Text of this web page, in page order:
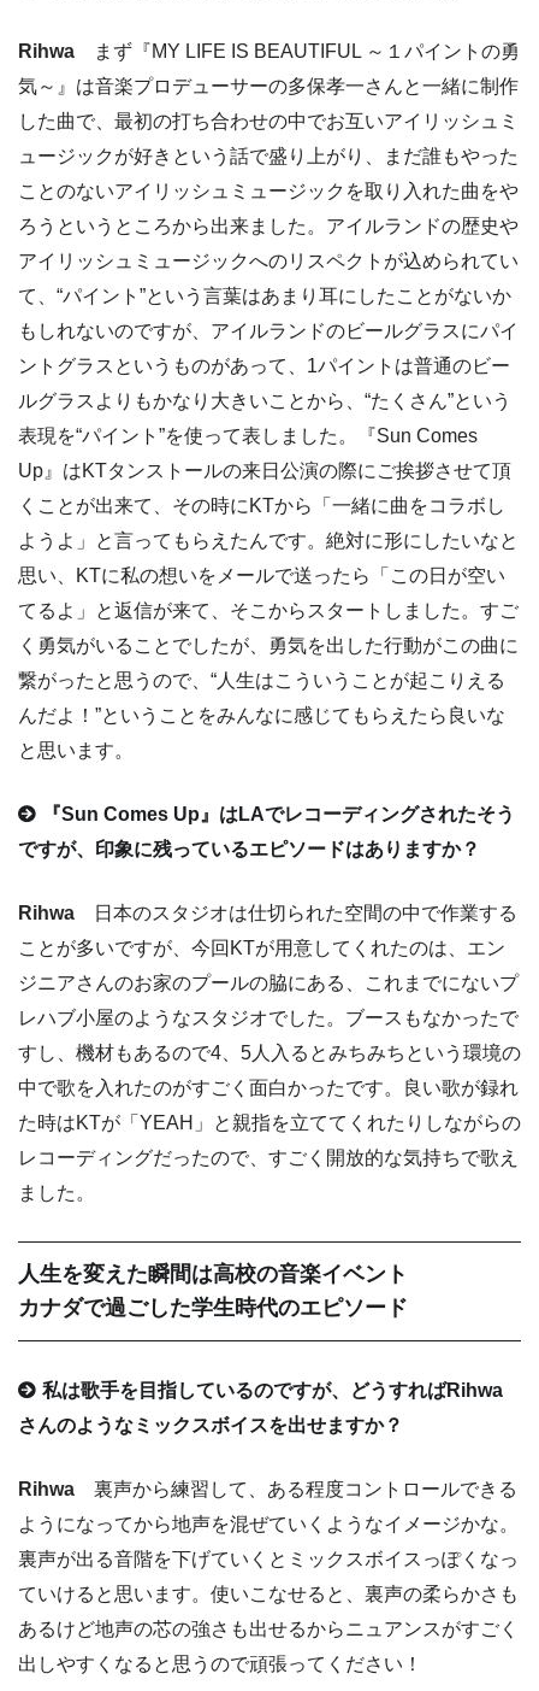
Rihwa まず『MY LIFE IS BEAUTIFUL ～１パイントの勇
気～』は音楽プロデューサーの多保孝一さんと一緒に制作
した曲で、最初の打ち合わせの中でお互いアイリッシュミ
ュージックが好きという話で盛り上がり、まだ誰もやった
ことのないアイリッシュミュージックを取り入れた曲をや
ろうというところから出来ました。アイルランドの歴史や
アイリッシュミュージックへのリスペクトが込められてい
て、“パイント”という言葉はあまり耳にしたことがないか
もしれないのですが、アイルランドのビールグラスにパイ
ントグラスというものがあって、1パイントは普通のビー
ルグラスよりもかなり大きいことから、“たくさん”という
表現を“パイント”を使って表しました。『Sun Comes
Up』はKTタンストールの来日公演の際にご挨拶させて頂
くことが出来て、その時にKTから「一緒に曲をコラボし
ようよ」と言ってもらえたんです。絶対に形にしたいなと
思い、KTに私の想いをメールで送ったら「この日が空い
てるよ」と返信が来て、そこからスタートしました。すご
く勇気がいることでしたが、勇気を出した行動がこの曲に
繋がったと思うので、“人生はこういうことが起こりえる
んだよ！”ということをみんなに感じてもらえたら良いな
と思います。
『Sun Comes Up』はLAでレコーディングされたそう
ですが、印象に残っているエピソードはありますか？
Rihwa 日本のスタジオは仕切られた空間の中で作業する
ことが多いですが、今回KTが用意してくれたのは、エン
ジニアさんのお家のプールの脇にある、これまでにないプ
レハブ小屋のようなスタジオでした。ブースもなかったで
すし、機材もあるので4、5人入るとみちみちという環境の
中で歌を入れたのがすごく面白かったです。良い歌が録れ
た時はKTが「YEAH」と親指を立ててくれたりしながらの
レコーディングだったので、すごく開放的な気持ちで歌え
ました。
人生を変えた瞬間は高校の音楽イベント
カナダで過ごした学生時代のエピソード
私は歌手を目指しているのですが、どうすればRihwa
さんのようなミックスボイスを出せますか？
Rihwa 裏声から練習して、ある程度コントロールできる
ようになってから地声を混ぜていくようなイメージかな。
裏声が出る音階を下げていくとミックスボイスっぽくなっ
ていけると思います。使いこなせると、裏声の柔らかさも
あるけど地声の芯の強さも出せるからニュアンスがすごく
出しやすくなると思うので頑張ってください！